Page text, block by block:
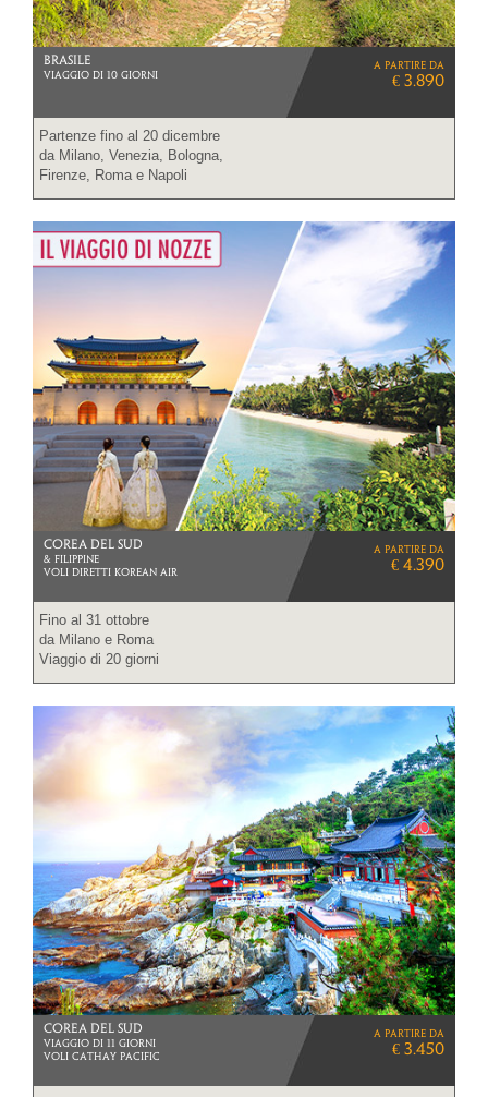
BRASILE
VIAGGIO DI 10 GIORNI
a partire da
€ 3.890
Partenze fino al 20 dicembre
da Milano, Venezia, Bologna,
Firenze, Roma e Napoli
COREA DEL SUD
& FILIPPINE
Voli diretti Korean Air
a partire da
€ 4.390
Fino al 31 ottobre
da Milano e Roma
Viaggio di 20 giorni
COREA DEL SUD
VIAGGIO DI 11 GIORNI
VOLI CATHAY PACIFIC
a partire da
€ 3.450